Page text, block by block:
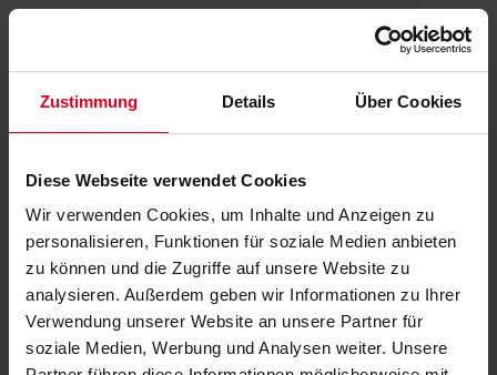
Zustimmung Details Über Cookies
Diese Webseite verwendet Cookies
Wir verwenden Cookies, um Inhalte und Anzeigen zu
personalisieren, Funktionen für soziale Medien anbieten
zu können und die Zugriffe auf unsere Website zu
analysieren. Außerdem geben wir Informationen zu Ihrer
Verwendung unserer Website an unsere Partner für
soziale Medien, Werbung und Analysen weiter. Unsere